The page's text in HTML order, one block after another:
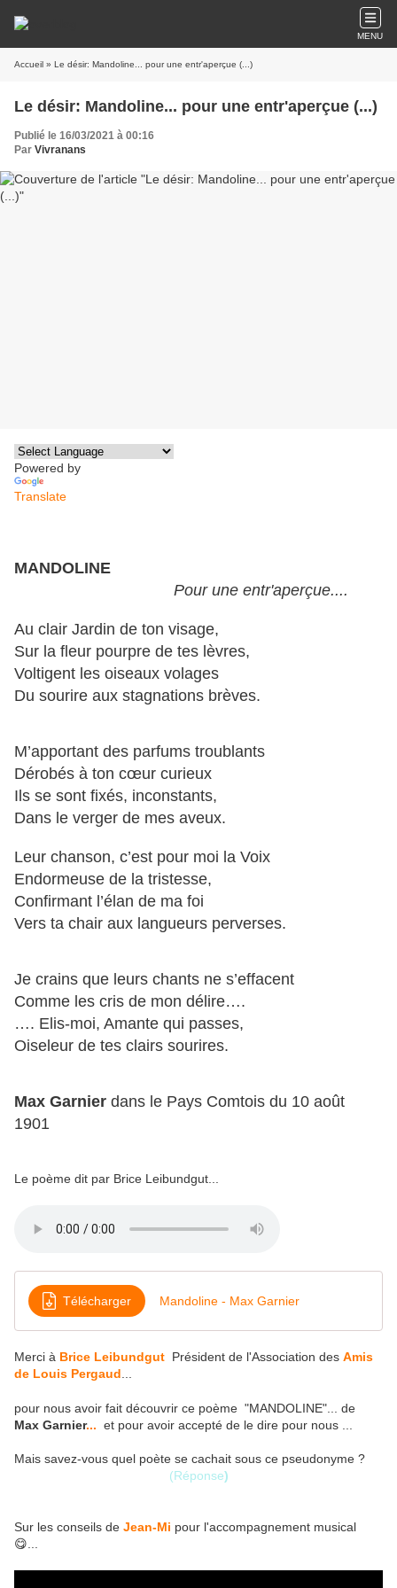
MENU
Accueil » Le désir: Mandoline... pour une entr'aperçue (...)
Le désir: Mandoline... pour une entr'aperçue (...)
Publié le 16/03/2021 à 00:16
Par Vivranans
Powered by
Translate
MANDOLINE
Pour une entr'aperçue....
Au clair Jardin de ton visage,
Sur la fleur pourpre de tes lèvres,
Voltigent les oiseaux volages
Du sourire aux stagnations brèves.
M’apportant des parfums troublants
Dérobés à ton cœur curieux
Ils se sont fixés, inconstants,
Dans le verger de mes aveux.
Leur chanson, c’est pour moi la Voix
Endormeuse de la tristesse,
Confirmant l’élan de ma foi
Vers ta chair aux langueurs perverses.
Je crains que leurs chants ne s’effacent
Comme les cris de mon délire….
…. Elis-moi, Amante qui passes,
Oiseleur de tes clairs sourires.
Max Garnier dans le Pays Comtois du 10 août
1901
Le poème dit par Brice Leibundgut...
Télécharger Mandoline - Max Garnier
Merci à Brice Leibundgut Président de l'Association des Amis
de Louis Pergaud
pour nous avoir fait découvrir ce poème "MANDOLINE"... de
Max Garnier... et pour avoir accepté de le dire pour nous ...
Mais savez-vous quel poète se cachait sous ce pseudonyme ?
(Réponse)
Sur les conseils de Jean-Mi pour l'accompagnement musical
😋...